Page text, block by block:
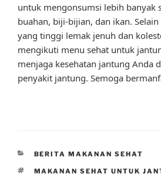
untuk mengonsumsi lebih banyak
buahan, biji-bijian, dan ikan.
yang tinggi lemak jenuh dan
mengikuti menu sehat untuk
menjaga kesehatan jantung Anda
penyakit jantung. Semoga
CATEGORIES
BERITA MAKANAN SEHAT
TAGS
MAKANAN SEHAT UNTUK